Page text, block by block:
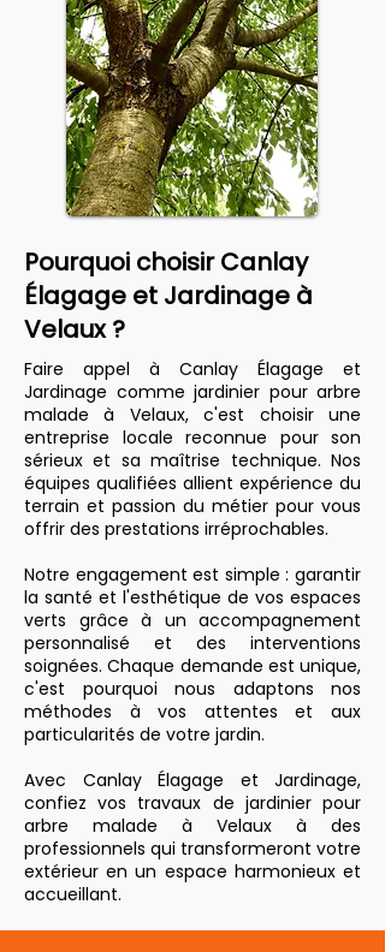
Pourquoi choisir Canlay
Élagage et Jardinage à
Velaux ?
Faire appel à Canlay Élagage et
Jardinage comme jardinier pour arbre
malade à Velaux, c'est choisir une
entreprise locale reconnue pour son
sérieux et sa maîtrise technique. Nos
équipes qualifiées allient expérience du
terrain et passion du métier pour vous
offrir des prestations irréprochables.
Notre engagement est simple : garantir
la santé et l'esthétique de vos espaces
verts grâce à un accompagnement
personnalisé et des interventions
soignées. Chaque demande est unique,
c'est pourquoi nous adaptons nos
méthodes à vos attentes et aux
particularités de votre jardin.
Avec Canlay Élagage et Jardinage,
confiez vos travaux de jardinier pour
arbre malade à Velaux à des
professionnels qui transformeront votre
extérieur en un espace harmonieux et
accueillant.